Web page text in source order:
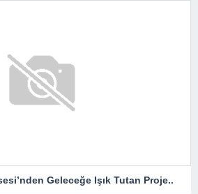
Geleceğe Işık Tutan Proje..